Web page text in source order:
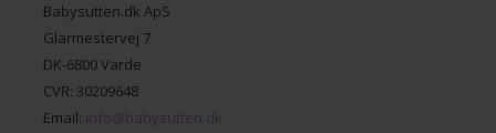
Babysutten.dk ApS
Glarmestervej 7
DK-6800 Varde
CVR: 30209648
Email: info@babysutten.dk